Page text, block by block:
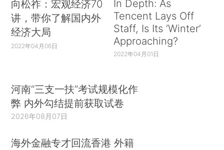
向松祚：宏观经济70
讲，带你了解国内外
经济大局
2022年04月06日
In Depth: As
Tencent Lays Off
Staff, Is Its ‘Winter’
Approaching?
2022年04月01日
河南“三支一扶”考试规模化作
弊 内外勾结提前获取试卷
2026年08月07日
海外金融专才回流香港 外籍